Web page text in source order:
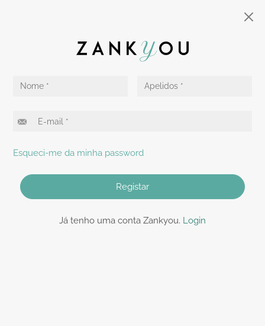
Esqueci-me da minha password
Registar
Já tenho uma conta Zankyou. Login